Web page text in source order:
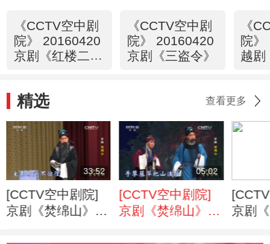
《CCTV空中剧
院》 20160420
京剧《红楼二
《CCTV空中剧
院》 20160420
京剧《三盗令》
《
院》
越剧
精选 查看更多
33:52
[CCTV空中剧院]
京剧《焚绵山》
05:02
[CCTV空中剧院]
京剧《焚绵山》
京剧